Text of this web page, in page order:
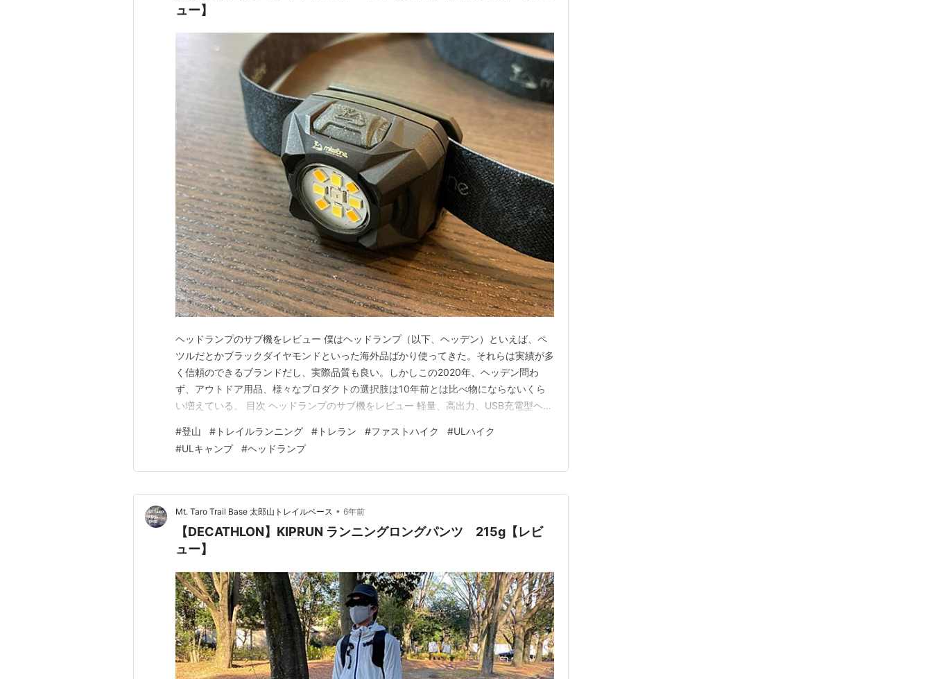
ュー】
ヘッドランプのサブ機をレビュー 僕はヘッドランプ（以下、ヘッデン）といえば、ペ
ツルだとかブラックダイヤモンドといった海外品ばかり使ってきた。それらは実績が多
く信頼のできるブランドだし、実際品質も良い。しかしこの2020年、ヘッデン問わ
ず、アウトドア用品、様々なプロダクトの選択肢は10年前とは比べ物にならないくら
い増えている。 目次 ヘッドランプのサブ機をレビュー 軽量、高出力、USB充電型ヘッ
大事な命綱 milestone （マイルストーン）という日本製ヘッドランプのブランドがあ
る。僕が知ったのはここ…
#登山 # トレイルランニング # トレラン #ファストハイク #ULハイク
#ULキャンプ #ヘッドランプ
Mt. Taro Trail Base 太郎山トレイルベース • 6年前
【DECATHLON】KIPRUN ランニングロングパンツ 215g【レビ
ュー】